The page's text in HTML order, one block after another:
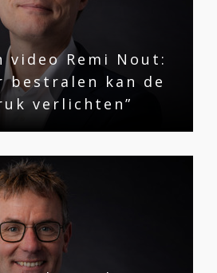
video Remi Nout:
bestralen kan de
verlichten”